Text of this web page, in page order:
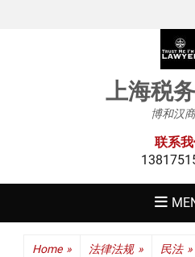
上海税
博和汉
联系
Home » 法律法规 » 民法 »